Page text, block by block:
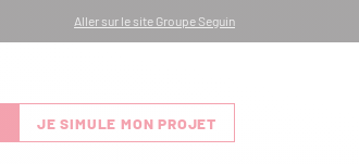
Aller sur le site Groupe Seguin
JE SIMULE MON PROJET